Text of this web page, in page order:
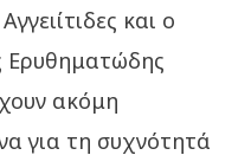
και ο
Ερυθηματώδης
ακόμη
για τη συχνότητά